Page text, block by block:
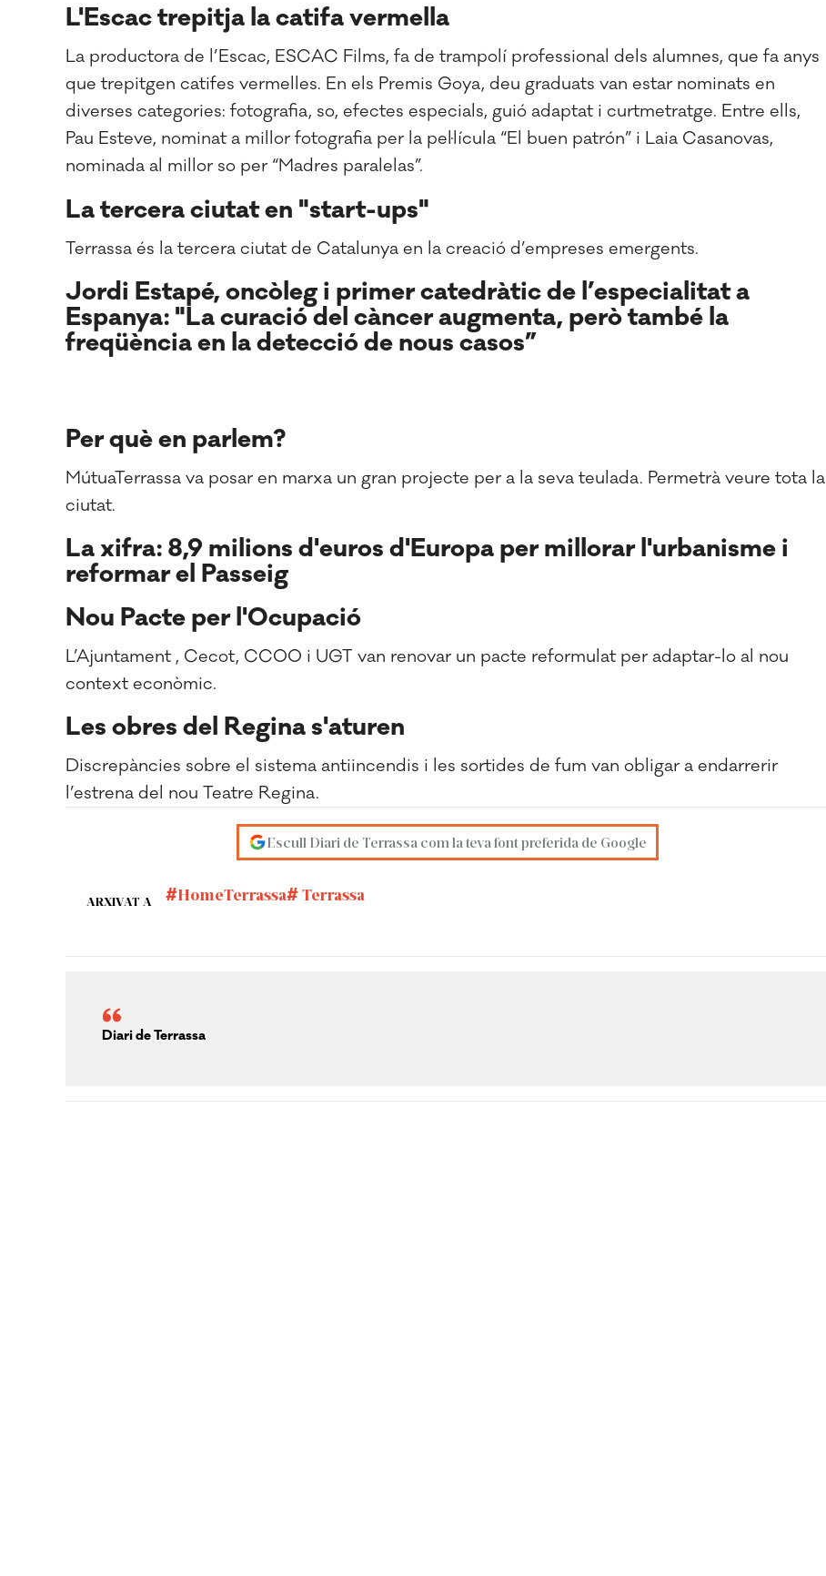
L'Escac trepitja la catifa vermella
La productora de l’Escac, ESCAC Films, fa de trampolí professional dels alumnes, que fa anys
que trepitgen catifes vermelles. En els Premis Goya, deu graduats van estar nominats en
diverses categories: fotografia, so, efectes especials, guió adaptat i curtmetratge. Entre ells,
Pau Esteve, nominat a millor fotografia per la pel·lícula “El buen patrón” i Laia Casanovas,
nominada al millor so per “Madres paralelas”.
La tercera ciutat en "start-ups"
Terrassa és la tercera ciutat de Catalunya en la creació d’empreses emergents.
Jordi Estapé, oncòleg i primer catedràtic de l’especialitat a
Espanya: "La curació del càncer augmenta, però també la
freqüència en la detecció de nous casos”
Per què en parlem?
MútuaTerrassa va posar en marxa un gran projecte per a la seva teulada. Permetrà veure tota la
ciutat.
La xifra: 8,9 milions d'euros d'Europa per millorar l'urbanisme i
reformar el Passeig
Nou Pacte per l'Ocupació
L’Ajuntament , Cecot, CCOO i UGT van renovar un pacte reformulat per adaptar-lo al nou
context econòmic.
Les obres del Regina s'aturen
Discrepàncies sobre el sistema antiincendis i les sortides de fum van obligar a endarrerir
l’estrena del nou Teatre Regina.
Escull Diari de Terrassa com la teva font preferida de Google
ARXIVAT A HomeTerrassa Terrassa
Diari de Terrassa